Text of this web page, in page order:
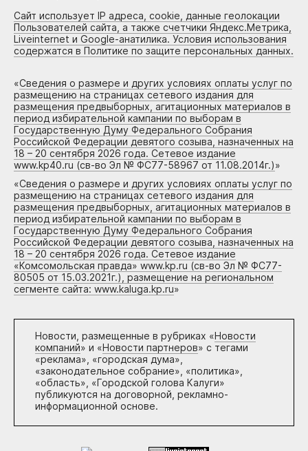
Сайт использует IP адреса, cookie, данные геолокации
Пользователей сайта, а также счетчики Яндекс.Метрика,
Liveinternet и Google-анатилика. Условия использования
содержатся в Политике по защите персональных данных.
«Сведения о размере и других условиях оплаты услуг по
размещению на страницах сетевого издания для
размещения предвыборных, агитационных материалов в
период избирательной кампании по выборам в
Государственную Думу Федерального Собрания
Российской Федерации девятого созыва, назначенных на
18 – 20 сентября 2026 года. Сетевое издание
www.kp40.ru (св-во Эл № ФС77-58967 от 11.08.2014г.)»
«Сведения о размере и других условиях оплаты услуг по
размещению на страницах сетевого издания для
размещения предвыборных, агитационных материалов в
период избирательной кампании по выборам в
Государственную Думу Федерального Собрания
Российской Федерации девятого созыва, назначенных на
18 – 20 сентября 2026 года. Сетевое издание
«Комсомольская правда» www.kp.ru (св-во Эл № ФС77-
80505 от 15.03.2021г.), размещение на региональном
сегменте сайта: www.kaluga.kp.ru»
Новости, размещенные в рубриках «Новости
компаний» и «Новости партнеров» с тегами
«реклама», «городская дума»,
«законодательное собрание», «политика»,
«область», «Городской голова Калуги»
публикуются на договорной, рекламно-
информационной основе.